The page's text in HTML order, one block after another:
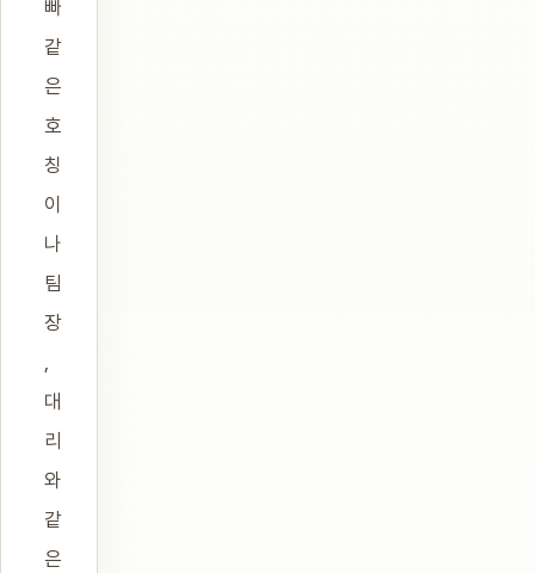
빠
같
은
호
칭
이
나
팀
장
,
대
리
와
같
은